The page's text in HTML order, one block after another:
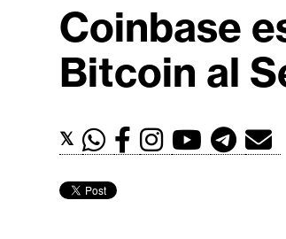
r
i
p
t
M
r
Coinbase
Bitcoin al
𝕏